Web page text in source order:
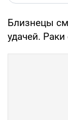
Близнецы
удачей.